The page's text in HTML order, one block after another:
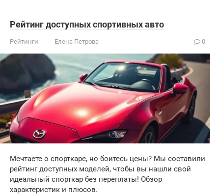
Рейтинг доступных спортивных авто
Рейтинги Елена Петрова 0
Мечтаете о спорткаре, но боитесь цены? Мы составили
рейтинг доступных моделей, чтобы вы нашли свой
идеальный спорткар без переплаты! Обзор
характеристик и плюсов.